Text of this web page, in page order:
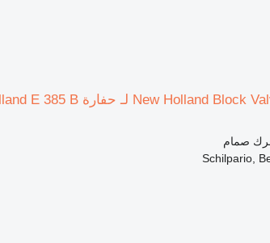
صمام